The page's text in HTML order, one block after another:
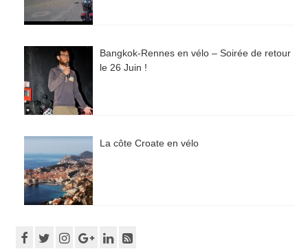
Bangkok-Rennes en vélo – Soirée de retour
le 26 Juin !
La côte Croate en vélo